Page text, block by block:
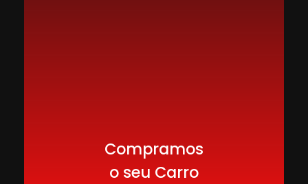
Compramos
o seu Carro